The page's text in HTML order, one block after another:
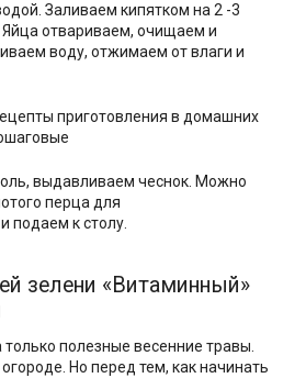
Заливаем кипятком на 2 -3
отвариваем, очищаем и
воду, отжимаем от влаги и
выдавливаем чеснок. Можно
перца для
подаем к столу.
зелени «Витаминный»
только полезные весенние травы.
Но перед тем, как начинать